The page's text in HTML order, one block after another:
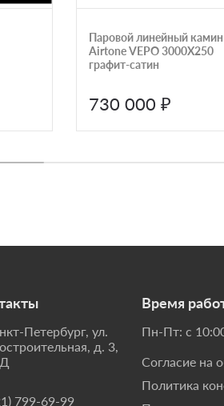
Паровой линейный камин
Airtone VEPO 3000X250
графит-сатин
730 000 ₽
Петербург, ул.
д. 3,
799-69-99
Время
Пн-Пт: с
Согласие на
Политика